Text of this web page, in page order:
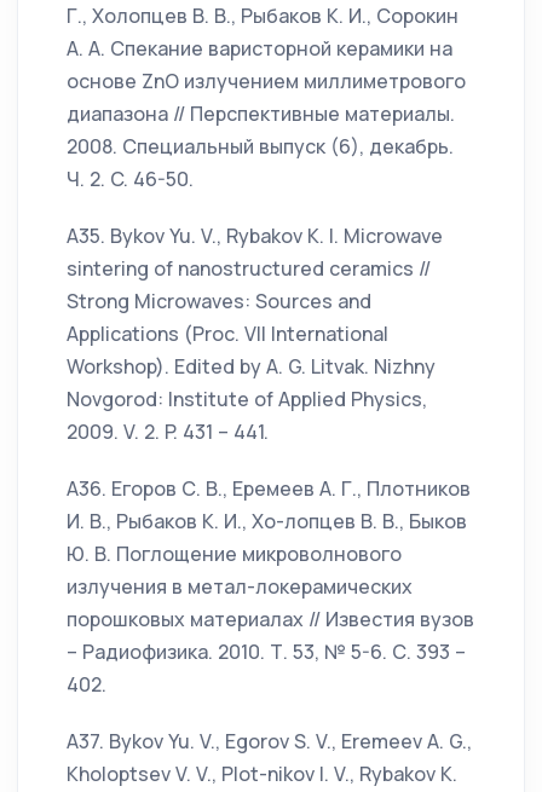
Г., Холопцев В. В., Рыбаков К. И., Сорокин
А. А. Спекание варисторной керамики на
основе ZnO излучением миллиметрового
диапазона // Перспективные материалы.
2008. Специальный выпуск (6), декабрь.
Ч. 2. C. 46-50.
А35. Bykov Yu. V., Rybakov K. I. Microwave
sintering of nanostructured ceramics //
Strong Microwaves: Sources and
Applications (Proc. VII International
Workshop). Edited by A. G. Litvak. Nizhny
Novgorod: Institute of Applied Physics,
2009. V. 2. P. 431 – 441.
А36. Егоров С. В., Еремеев А. Г., Плотников
И. В., Рыбаков К. И., Хо-лопцев В. В., Быков
Ю. В. Поглощение микроволнового
излучения в метал-локерамических
порошковых материалах // Известия вузов
– Радиофизика. 2010. Т. 53, № 5-6. С. 393 –
402.
А37. Bykov Yu. V., Egorov S. V., Eremeev A. G.,
Kholoptsev V. V., Plot-nikov I. V., Rybakov K.